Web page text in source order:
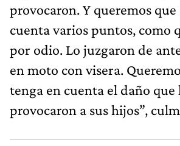
provocaron. Y queremos que
cuenta varios puntos, como
por odio. Lo juzgaron de
en moto con visera.
tenga en cuenta el daño que
provocaron a sus hijos”,